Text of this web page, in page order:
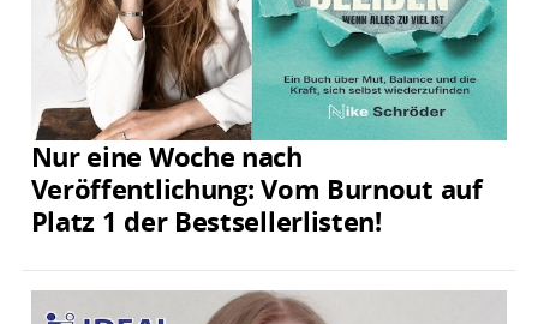
Nur eine Woche nach
Veröffentlichung: Vom Burnout auf
Platz 1 der Bestsellerlisten!